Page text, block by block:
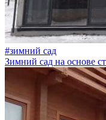
#зимний сад
Зимний сад на основе